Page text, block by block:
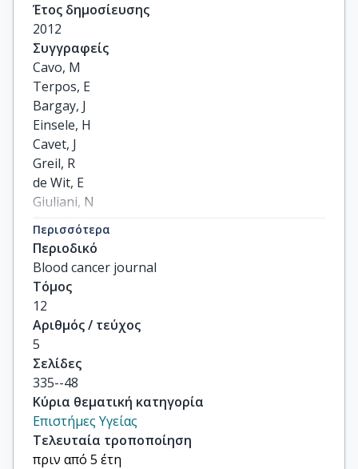
Έτος δημοσίευσης
2012
Συγγραφείς
Cavo, M
Terpos, E
Bargay, J
Einsele, H
Cavet, J
Greil, R
de Wit, E
Giuliani, N
Rizzoli, V
Roodman, GD
others
Περισσότερα
Περιοδικό
Blood cancer journal
Τόμος
12
Αριθμός / τεύχος
5
Σελίδες
335--48
Κύρια θεματική κατηγορία
Επιστήμες Υγείας
Τελευταία τροποποίηση
πριν από 5 έτη